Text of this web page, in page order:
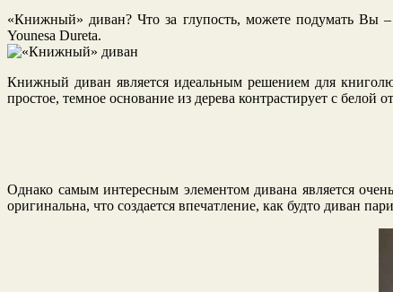
«Книжный» диван? Что за глупость, можете подумать Вы
Younesa Dureta.
Книжный диван является идеальным решением для
простое, темное основание из дерева контрастирует с
Однако самым интересным элементом дивана является
оригинальна, что создается впечатление, как будто диван